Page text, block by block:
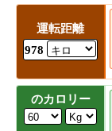
運転距離
978
のカロリー